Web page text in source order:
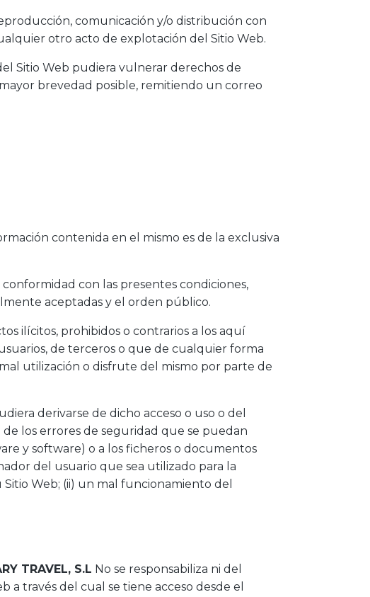
comunicación y/o distribución con
otro acto de explotación del Sitio Web.
Sitio Web pudiera vulnerar derechos de
brevedad posible, remitiendo un correo
contenida en el mismo es de la exclusiva
con las presentes condiciones,
aceptadas y el orden público.
ilícitos, prohibidos o contrarios a los aquí
de terceros o que de cualquier forma
utilización o disfrute del mismo por parte de
derivarse de dicho acceso o uso o del
los errores de seguridad que se puedan
y software) o a los ficheros o documentos
del usuario que sea utilizado para la
Sitio Web; (ii) un mal funcionamiento del
TRAVEL, S.L No se responsabiliza ni del
través del cual se tiene acceso desde el